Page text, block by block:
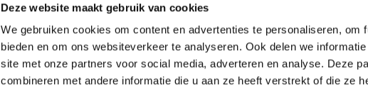
Deze website maakt gebruik van cookies
We gebruiken cookies om content en advertenties te personaliseren, om
bieden en om ons websiteverkeer te analyseren. Ook delen we
site met onze partners voor social media, adverteren en analyse. Deze
combineren met andere informatie die u aan ze heeft verstrekt of die ze